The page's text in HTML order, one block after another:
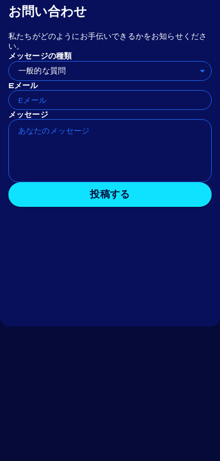
お問い合わせ
私たちがどのようにお手伝いできるかをお知らせくださ
い。
メッセージの種類
一般的な質問
Eメール
メッセージ
投稿する